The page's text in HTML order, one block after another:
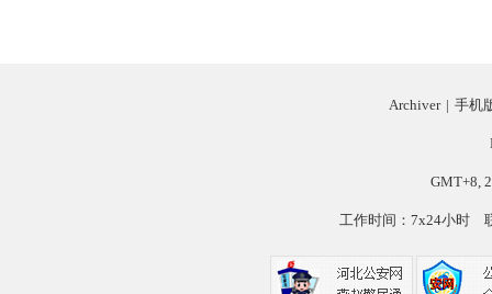
Archiver | 手机
GMT+8,
工作时间：7x24小时